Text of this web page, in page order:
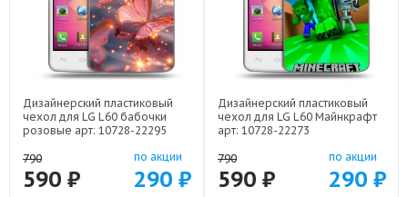
Дизайнерский пластиковый
чехол для LG L60 бабочки
розовые арт: 10728-22295
790
590 ₽
по акции
290 ₽
Дизайнерский пластиковый
чехол для LG L60 Майнкрафт
арт: 10728-22273
790
590 ₽
по акции
290 ₽